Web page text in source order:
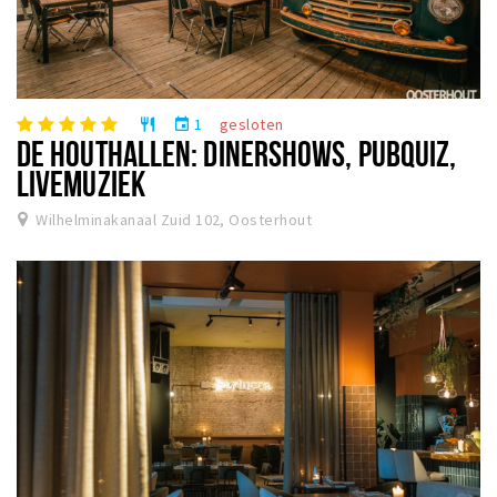
restaurant event 1 gesloten
DE HOUTHALLEN: DINERSHOWS, PUBQUIZ,
LIVEMUZIEK
Wilhelminakanaal Zuid 102, Oosterhout